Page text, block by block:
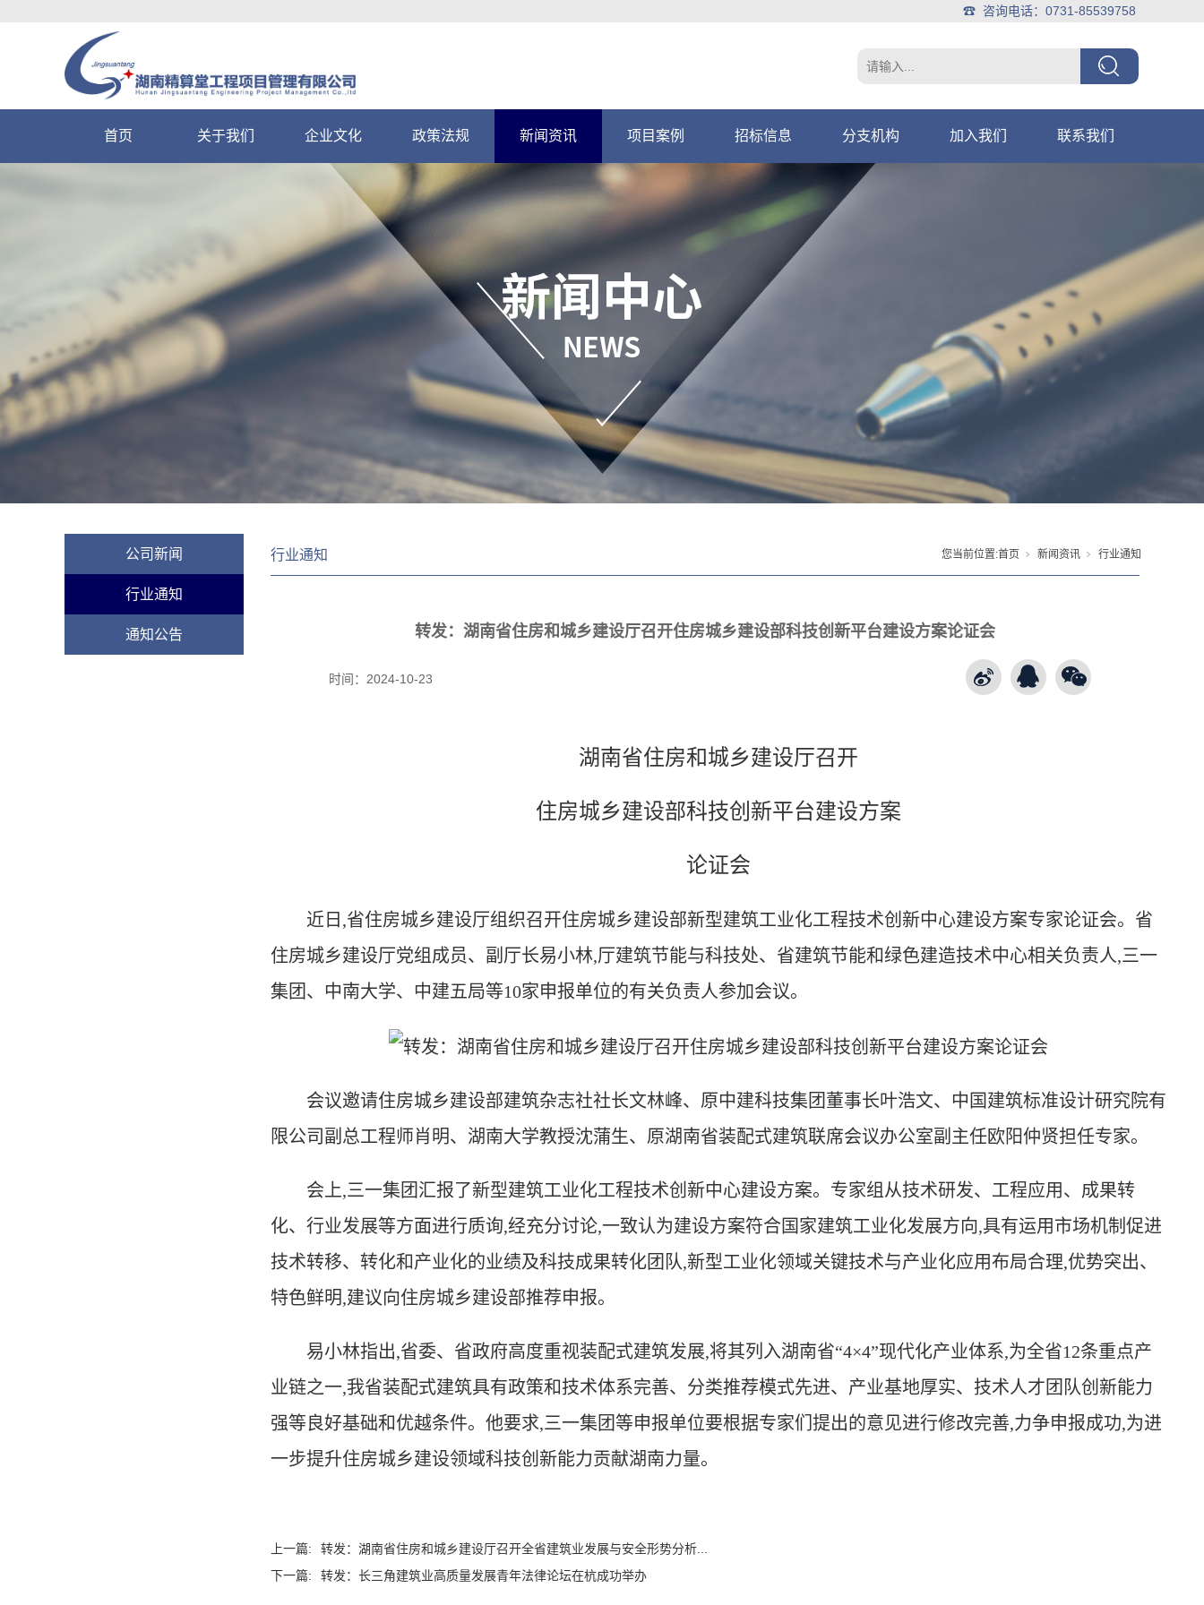
☎ 咨询电话：0731-85539758
首页 关于我们 企业文化 政策法规 新闻资讯 项目案例 招标信息 分支机构 加入我们 联系我们
公司新闻
行业通知
通知公告
行业通知 您当前位置:首页 新闻资讯 行业通知
转发：湖南省住房和城乡建设厅召开住房城乡建设部科技创新平台建设方案论证会
时间： 2024-10-23
湖南省住房和城乡建设厅召开
住房城乡建设部科技创新平台建设方案
论证会
近日,省住房城乡建设厅组织召开住房城乡建设部新型建筑工业化工程技术创新中心建设方案专家论证会。 省
住房城乡建设厅党组成员、副厅长易小林,厅建筑节能与科技处、省建筑节能和绿色建造技术中心相关负责人,三一
集团、中南大学、中建五局等10家申报单位的有关负责人参加会议。
会议邀请住房城乡建设部建筑杂志社社长文林峰、原中建科技集团董事长叶浩文、 中国建筑标准设计研究院有
限公司副总工程师肖明、 湖南大学教授沈蒲生、原湖南省装配式建筑联席会议办公室副主任欧阳仲贤担任专家。
会上,三一集团汇报了新型建筑工业化工程技术创新中心建设方案。 专家组从技术研发、工程应用、成果转
化、行业发展等方面进行质询,经充分讨论,一致认为建设方案符合国家建筑工业化发展方向,具有运用市场机制促进
技术转移、转化和产业化的业绩及科技成果转化团队,新型工业化领域关键技术与产业化应用布局合理,优势突出、
特色鲜明,建议向住房城乡建设部推荐申报。
易小林指出,省委、省政府高度重视装配式建筑发展,将其列入湖南省“4×4”现代化产业体系,为全省12条重点产
业链之一,我省装配式建筑具有政策和技术体系完善、分类推荐模式先进、产业基地厚实、技术人才团队创新能力
强等良好基础和优越条件。 他要求,三一集团等申报单位要根据专家们提出的意见进行修改完善,力争申报成功,为进
一步提升住房城乡建设领域科技创新能力贡献湖南力量。
上一篇:
转发：湖南省住房和城乡建设厅召开全省建筑业发展与安全形势分析...
下一篇:
转发：长三角建筑业高质量发展青年法律论坛在杭成功举办